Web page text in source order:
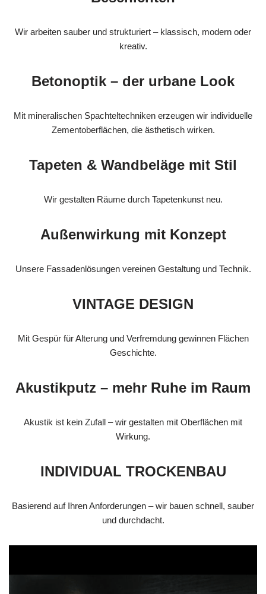
Wir arbeiten sauber und strukturiert – klassisch, modern oder
kreativ.
Betonoptik – der urbane Look
Mit mineralischen Spachteltechniken erzeugen wir individuelle
Zementoberflächen, die ästhetisch wirken.
Tapeten & Wandbeläge mit Stil
Wir gestalten Räume durch Tapetenkunst neu.
Außenwirkung mit Konzept
Unsere Fassadenlösungen vereinen Gestaltung und Technik.
VINTAGE DESIGN
Mit Gespür für Alterung und Verfremdung gewinnen Flächen
Geschichte.
Akustikputz – mehr Ruhe im Raum
Akustik ist kein Zufall – wir gestalten mit Oberflächen mit
Wirkung.
INDIVIDUAL TROCKENBAU
Basierend auf Ihren Anforderungen – wir bauen schnell, sauber
und durchdacht.